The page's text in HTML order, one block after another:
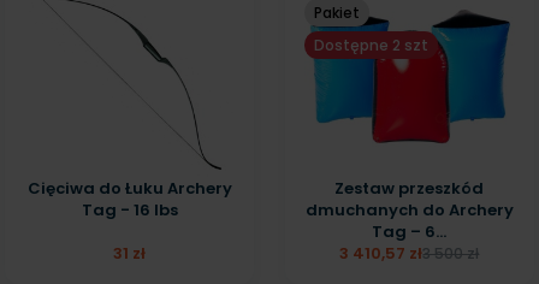
Cięciwa do Łuku Archery
Tag - 16 lbs
31 zł
Pakiet
Dostępne 2 szt
Zestaw przeszkód
dmuchanych do Archery
Tag – 6...
3 410,57 zł3 500 zł